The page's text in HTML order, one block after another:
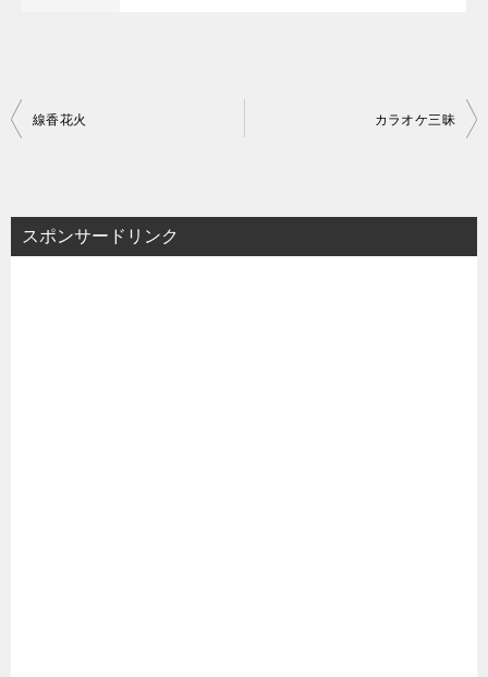
投
ビ
ゲ
線香花火 カラオケ三昧
スポンサードリンク